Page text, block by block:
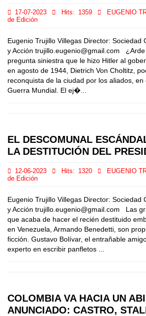
17-07-2023 Hits: 1359 EUGENIO
de Edición
Eugenio Trujillo Villegas Director: Sociedad
y Acción trujillo.eugenio@gmail.com
pregunta siniestra que le hizo Hitler al
en agosto de 1944, Dietrich Von Choltitz,
reconquista de la ciudad por los aliados,
Guerra Mundial. El ej�...
EL DESCOMUNAL
LA DESTITUCIÓN DEL
12-06-2023 Hits: 1320 EUGENIO
de Edición
Eugenio Trujillo Villegas Director: Sociedad
y Acción trujillo.eugenio@gmail.com Las
que acaba de hacer el recién destituido
en Venezuela, Armando Benedetti, son
ficción. Gustavo Bolívar, el entrañable
experto en escribir panfletos ...
COLOMBIA VA HACIA UN
ANUNCIADO: CASTRO,